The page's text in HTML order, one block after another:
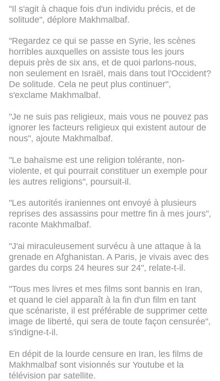
"Il s'agit à chaque fois d'un individu précis, et de
solitude", déplore Makhmalbaf.
"Regardez ce qui se passe en Syrie, les scènes
horribles auxquelles on assiste tous les jours
depuis près de six ans, et de quoi parlons-nous,
non seulement en Israël, mais dans tout l'Occident?
De solitude. Cela ne peut plus continuer",
s'exclame Makhmalbaf.
"Je ne suis pas religieux, mais vous ne pouvez pas
ignorer les facteurs religieux qui existent autour de
nous", ajoute Makhmalbaf.
"Le bahaïsme est une religion tolérante, non-
violente, et qui pourrait constituer un exemple pour
les autres religions", poursuit-il.
"Les autorités iraniennes ont envoyé à plusieurs
reprises des assassins pour mettre fin à mes jours",
raconte Makhmalbaf.
"J'ai miraculeusement survécu à une attaque à la
grenade en Afghanistan. A Paris, je vivais avec des
gardes du corps 24 heures sur 24", relate-t-il.
"Tous mes livres et mes films sont bannis en Iran,
et quand le ciel apparaît à la fin d'un film en tant
que scénariste, il est préférable de supprimer cette
image de liberté, qui sera de toute façon censurée",
s'indigne-t-il.
En dépit de la lourde censure en Iran, les films de
Makhmalbaf sont visionnés sur Youtube et la
télévision par satellite.